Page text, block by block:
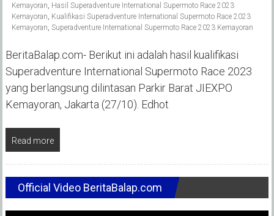
Kemayoran Hasil Superadventure International Supermoto Race 2023
Kemayoran Kualifikasi Superadventure International Supermoto Race 2023
Kemayoran Superadventure International Supermoto Race 2023 Kemayoran
BeritaBalap.com- Berikut ini adalah hasil kualifikasi
Superadventure International Supermoto Race 2023
yang berlangsung dilintasan Parkir Barat JIEXPO
Kemayoran, Jakarta (27/10). Edhot
Read more
Official Video BeritaBalap.com